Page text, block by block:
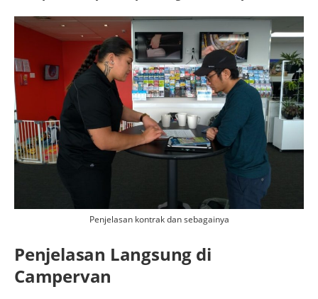
Penjelasan kontrak dan sebagainya
Penjelasan Langsung di
Campervan